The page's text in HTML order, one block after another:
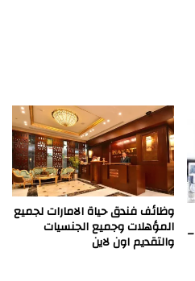
لجميع الجنسيات براتب من 2500 –
وظائف فندق حياة الامارات لجميع
المؤهلات وجميع الجنسيات
والتقديم اون لاين